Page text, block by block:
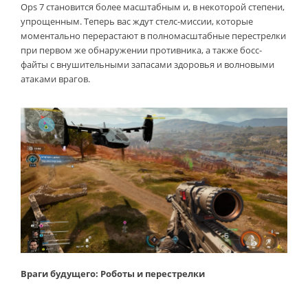
Ops 7 становится более масштабным и, в некоторой степени,
упрощенным. Теперь вас ждут стелс-миссии, которые
моментально перерастают в полномасштабные перестрелки
при первом же обнаружении противника, а также босс-
файты с внушительными запасами здоровья и волновыми
атаками врагов.
Враги будущего: Роботы и перестрелки